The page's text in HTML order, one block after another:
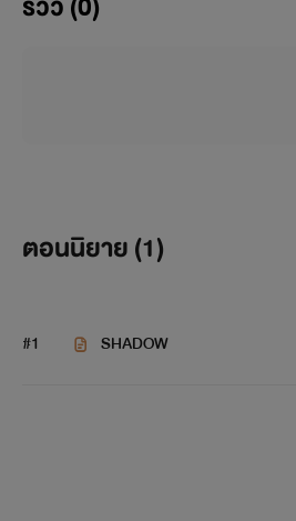
ตอนนิยาย (1)
#1 SHADOW